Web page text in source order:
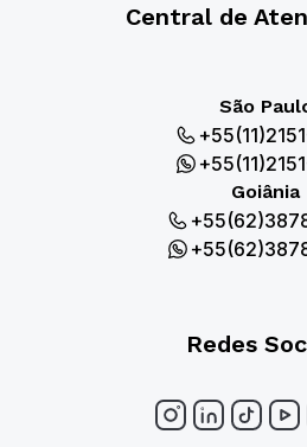
Central de
São
Goiânia
Redes